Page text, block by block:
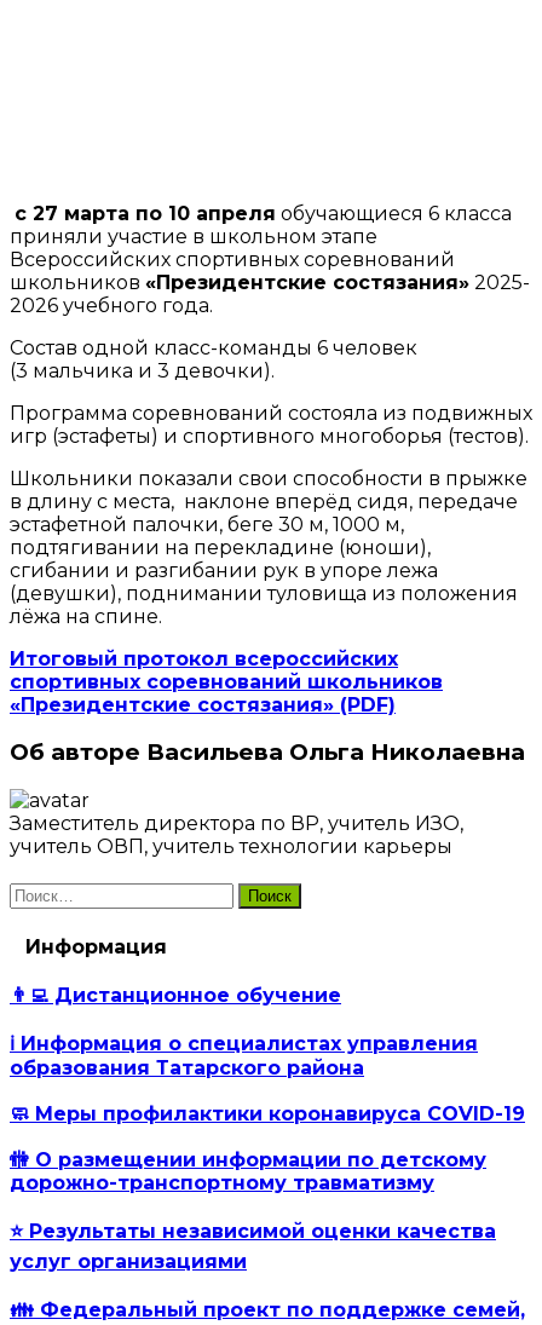
с 27 марта по 10 апреля обучающиеся 6 класса
приняли участие в школьном этапе
Всероссийских спортивных соревнований
школьников «Президентские состязания» 2025-
2026 учебного года.
Состав одной класс-команды 6 человек
(3 мальчика и 3 девочки).
Программа соревнований состояла из подвижных
игр (эстафеты) и спортивного многоборья (тестов).
Школьники показали свои способности в прыжке
в длину с места, наклоне вперёд сидя, передаче
эстафетной палочки, беге 30 м, 1000 м,
подтягивании на перекладине (юноши),
сгибании и разгибании рук в упоре лежа
(девушки), поднимании туловища из положения
лёжа на спине.
Итоговый протокол всероссийских
спортивных соревнований школьников
«Президентские состязания» (PDF)
Об авторе Васильева Ольга Николаевна
Заместитель директора по ВР, учитель ИЗО,
учитель ОВП, учитель технологии карьеры
Найти:
Информация
👨‍💻 Дистанционное обучение
ℹ️ Информация о специалистах управления
образования Татарского района
🧼 Меры профилактики коронавируса COVID-19
🚻 О размещении информации по детскому
дорожно-транспортному травматизму
⭐ Результаты независимой оценки качества
услуг организациями
👪 Федеральный проект по поддержке семей,